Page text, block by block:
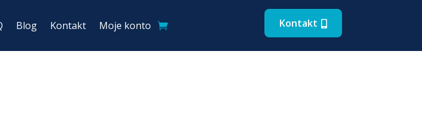
Blog Kontakt Moje konto Kontakt